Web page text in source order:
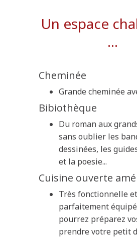
Un espace
...
Cheminée
Grande cheminée
Bibiothèque
Du roman aux
sans oublier les
dessinées, les
et la poesie...
Cuisine ouverte
Très fonctionnelle et
parfaitement
pourrez préparez
prendre votre petit